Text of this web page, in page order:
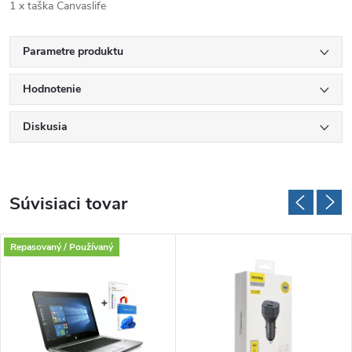
1 x taška Canvaslife
Parametre produktu
Hodnotenie
Diskusia
Súvisiaci tovar
Repasovaný / Používaný